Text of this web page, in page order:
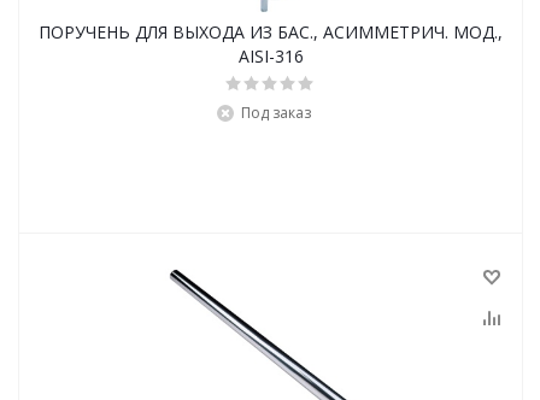
ПОРУЧЕНЬ ДЛЯ ВЫХОДА ИЗ БАС., АСИММЕТРИЧ. МОД.,
AISI-316
Под заказ